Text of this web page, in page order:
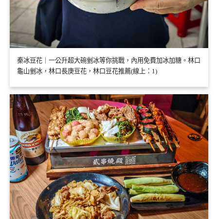
秦冰豆花｜一公升超大碗剉冰等你挑戰，內用免費加冰加糖。林口
龜山剉冰，林口長庚豆花，林口豆花推薦(線上：1)